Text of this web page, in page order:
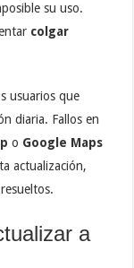
su uso.
colgar
usuarios que
diaria. Fallos en
o Google Maps
actualización,
a